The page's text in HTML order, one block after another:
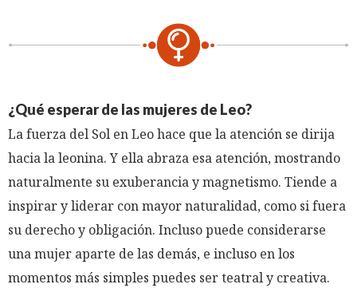
¿Qué esperar de las mujeres de Leo?
La fuerza del Sol en Leo hace que la atención se dirija
hacia la leonina. Y ella abraza esa atención, mostrando
naturalmente su exuberancia y magnetismo. Tiende a
inspirar y liderar con mayor naturalidad, como si fuera
su derecho y obligación. Incluso puede considerarse
una mujer aparte de las demás, e incluso en los
momentos más simples puedes ser teatral y creativa.